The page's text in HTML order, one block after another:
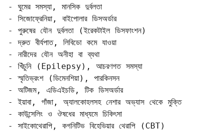
- ঘুমের সমস্যা, মানসিক দুর্বলতা
- সিজোফ্রেনিয়া, বাইপোলার ডিসঅর্ডার
- পুরুষের যৌন দুর্বলতা (ইরেকটাইল ডিসফাংশন)
- দ্রুত বীর্যপাত, লিবিডো কমে যাওয়া
- নারীদের যৌন অনীহা বা ব্যথা
- খিঁচুনি (Epilepsy), আচরণগত সমস্যা
- স্মৃতিভ্রংশ (ডিমেনশিয়া), পারকিনসন
- অটিজম, এডিএইচডি, টিক ডিসঅর্ডার
- ইয়াবা, গাঁজা, অ্যালকোহলসহ নেশার অভ্যাস থেকে মুক্তি
- কাউন্সেলিং ও ঔষধের মাধ্যমে চিকিৎসা
- সাইকোথেরাপি, কগনিটিভ বিহেভিয়ার থেরাপি (CBT)